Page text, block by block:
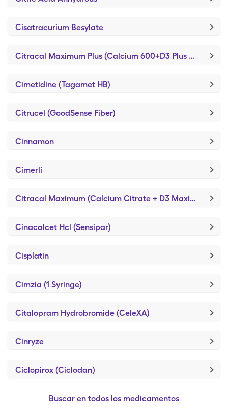
Cisatracurium Besylate
Citracal Maximum Plus (Calcium 600+D3 Plus Minerals)
Cimetidine (Tagamet HB)
Citrucel (GoodSense Fiber)
Cinnamon
Cimerli
Citracal Maximum (Calcium Citrate + D3 Maximum)
Cinacalcet Hcl (Sensipar)
Cisplatin
Cimzia (1 Syringe)
Citalopram Hydrobromide (CeleXA)
Cinryze
Ciclopirox (Ciclodan)
Buscar en todos los medicamentos